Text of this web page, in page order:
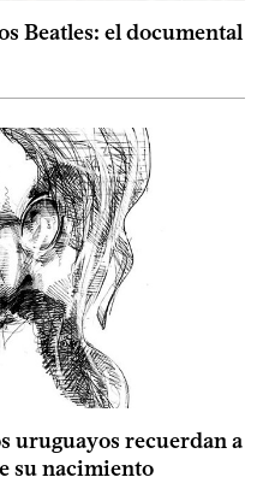
Beatles: el documental
uruguayos recuerdan a
su nacimiento